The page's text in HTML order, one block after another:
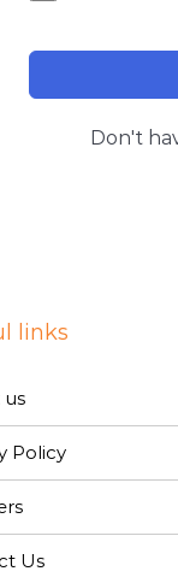
Don't
links
Policy
Us